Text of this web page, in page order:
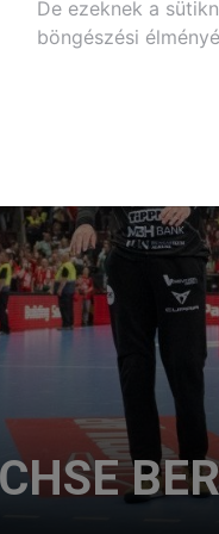
De ezeknek a
böngészési